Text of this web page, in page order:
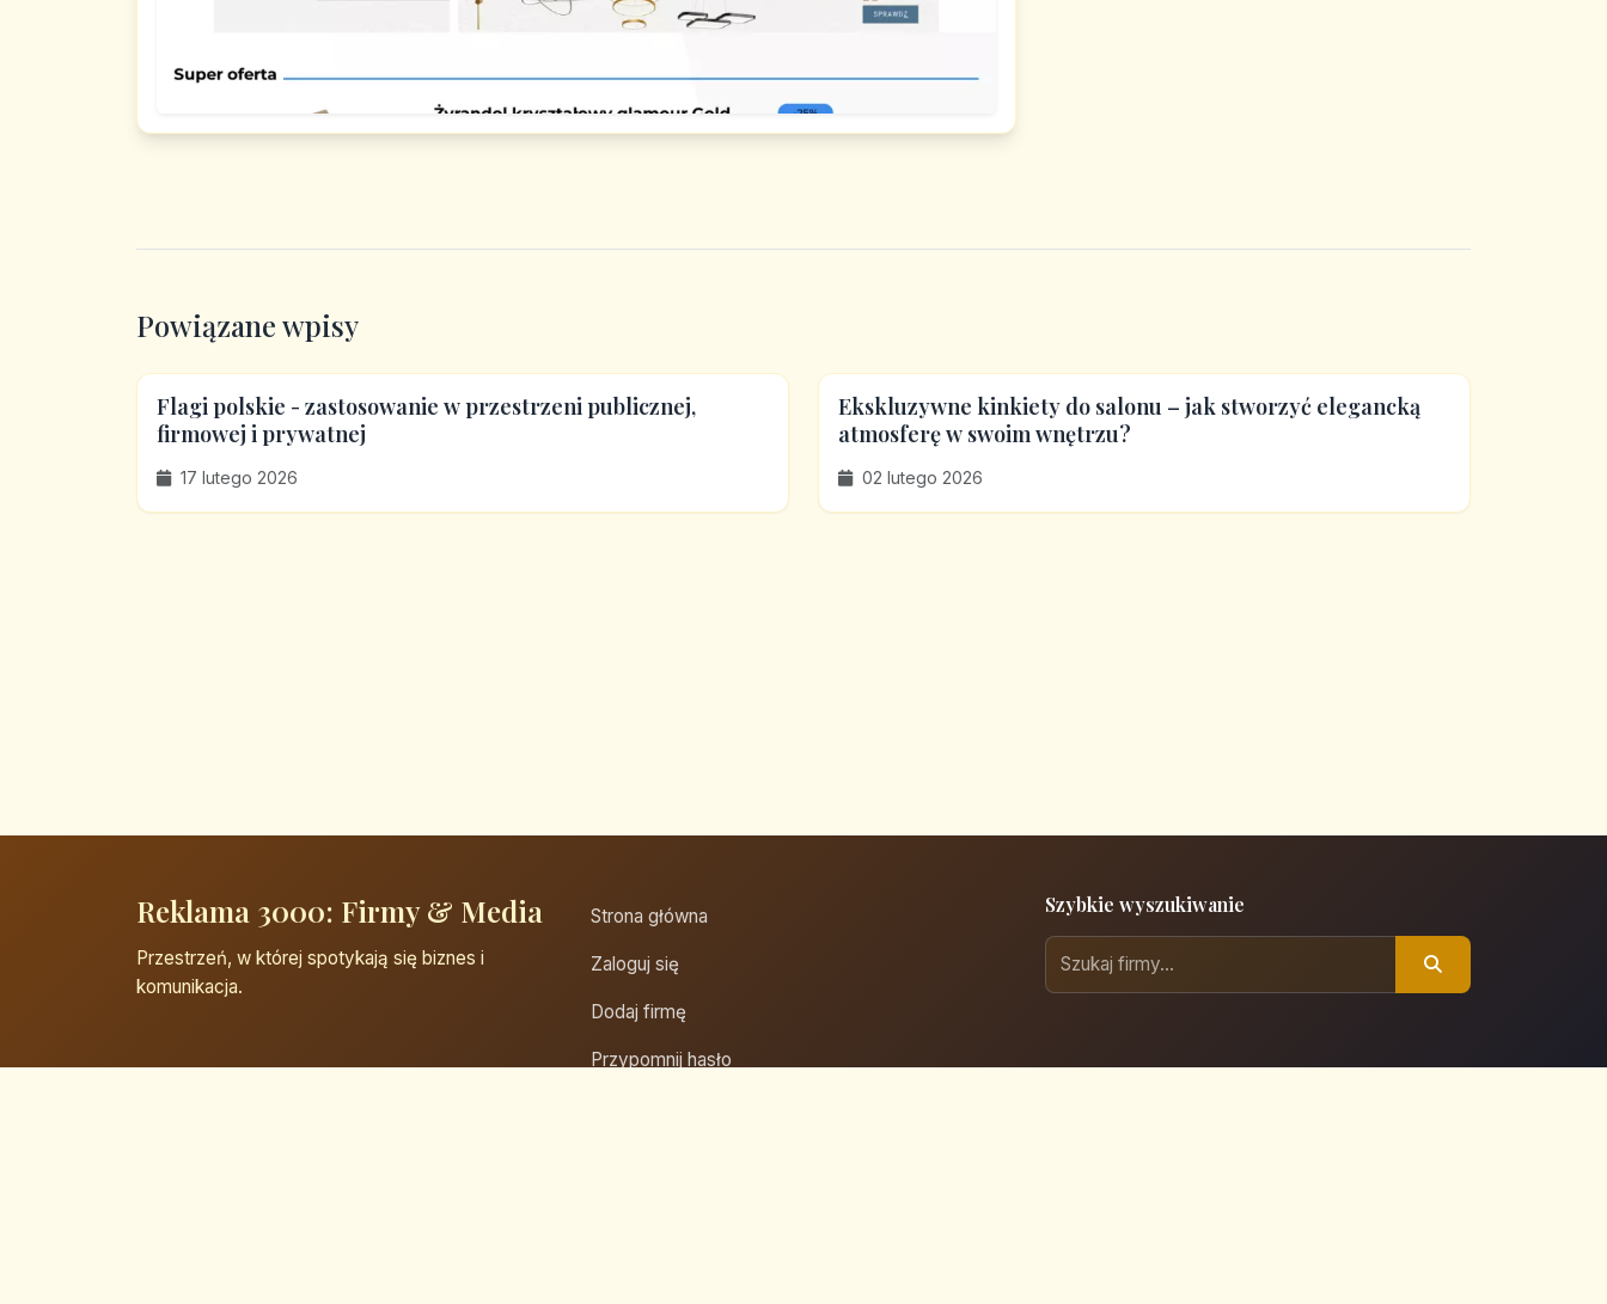
Powiązane wpisy
Flagi polskie - zastosowanie w przestrzeni publicznej,
firmowej i prywatnej
17 lutego 2026
Ekskluzywne kinkiety do salonu – jak stworzyć elegancką
atmosferę w swoim wnętrzu?
02 lutego 2026
Reklama 3000: Firmy & Media
Przestrzeń, w której spotykają się biznes i
komunikacja.
Strona główna
Zaloguj się
Dodaj firmę
Przypomnij hasło
Szybkie wyszukiwanie